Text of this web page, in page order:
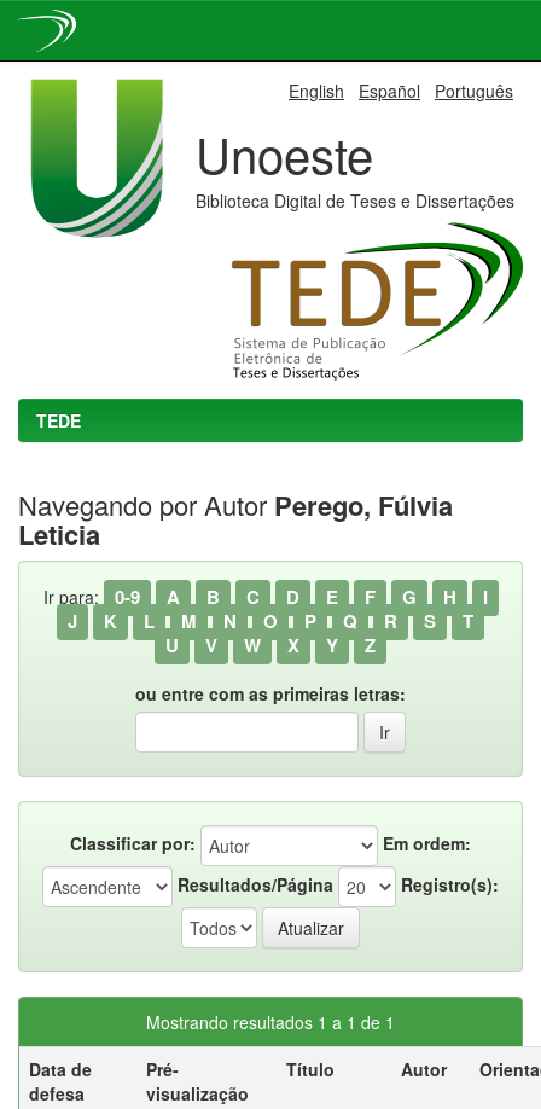
English Español Português
Unoeste
Biblioteca Digital de Teses e Dissertações
TEDE
Navegando por Autor Perego, Fúlvia
Leticia
Ir para: 0-9 A B C D E F G H
I
J
K L M N O P Q R S
T
U
V W X Y Z
ou entre com as primeiras letras:
Classificar por:
Em ordem:
Resultados/Página
Registro(s):
Mostrando resultados 1 a 1 de 1
Data de
defesa
Pré-
visualização
Título Autor